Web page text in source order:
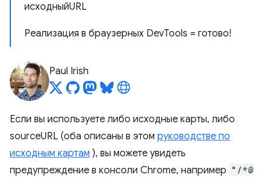
исходныйURL
Реализация в браузерных DevTools = готово!
Paul Irish
Если вы используете либо исходные карты, либо
sourceURL (оба описаны в этом руководстве по
исходным картам ), вы можете увидеть
предупреждение в консоли Chrome, например "/*@